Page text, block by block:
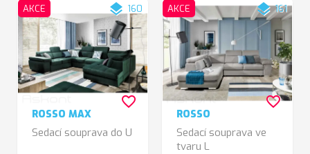
AKCE layers 160
ROSSO MAX
Sedací souprava do U
favorite_border
AKCE layers161
ROSSO
Sedací souprava ve
tvaru L
favorite_border